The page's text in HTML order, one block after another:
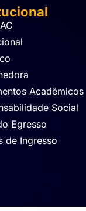
Acadêmicos
Social
Egresso
de Ingresso